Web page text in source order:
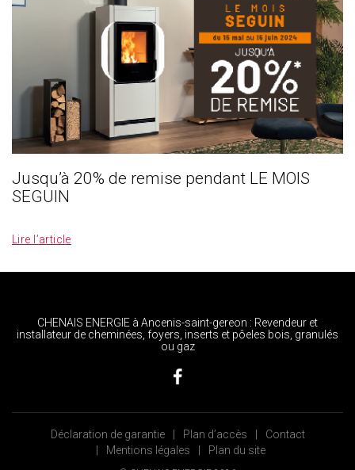
Jusqu’à 20% de remise pendant LE MOIS
SEGUIN
Lire l’article
CHENAIS ENERGIE à Ancenis-saint-gereon : Revendeur et
installateur de cheminées, foyers, inserts et pôeles bois, granulés
ou gaz
Déclaration de garantie Plan d’accès
Contact
Mentions légales
Plan du site